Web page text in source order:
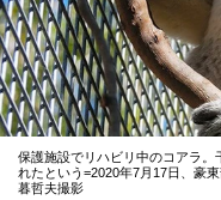
保護施設でリハビリ中のコアラ。
れたという=2020年7月17日、豪
暮哲夫撮影